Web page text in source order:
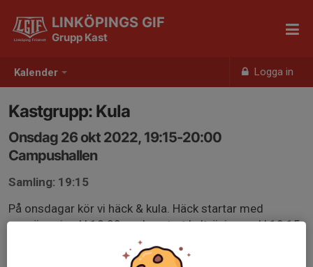
Kalender Logga in
LINKÖPINGS GIF
Grupp Kast
Kastgrupp: Kula
Onsdag 26 okt 2022, 19:15-20:00
Campushallen
Samling: 19:15
På onsdagar kör vi häck & kula. Häck startar med
uppvärmning kl 18:00, sedan start kulträning ca kl 19:15